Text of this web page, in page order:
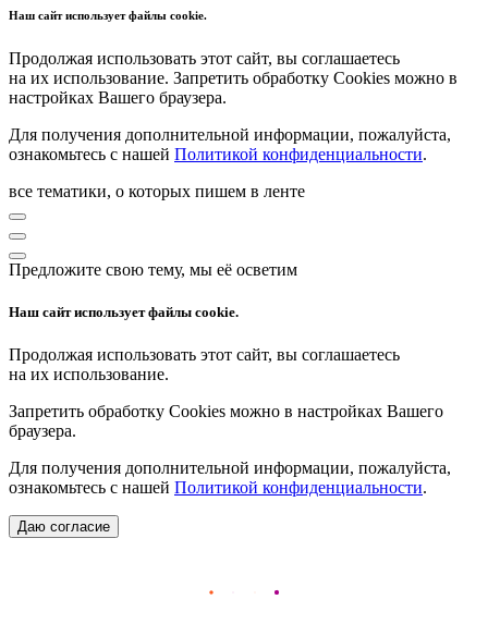
Наш сайт использует файлы cookie.
Продолжая использовать этот сайт, вы соглашаетесь
на их использование. Запретить обработку Cookies можно в
настройках Вашего браузера.
Для получения дополнительной информации, пожалуйста,
ознакомьтесь с нашей Политикой конфиденциальности.
все тематики, о которых пишем в ленте
Предложите свою тему, мы её осветим
Наш сайт использует файлы cookie.
Продолжая использовать этот сайт, вы соглашаетесь
на их использование.
Запретить обработку Cookies можно в настройках Вашего
браузера.
Для получения дополнительной информации, пожалуйста,
ознакомьтесь с нашей Политикой конфиденциальности.
Даю согласие